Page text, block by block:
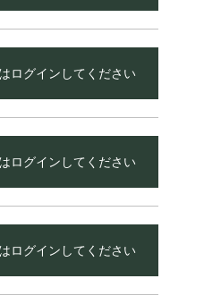
ログインしてください
ログインしてください
ログインしてください